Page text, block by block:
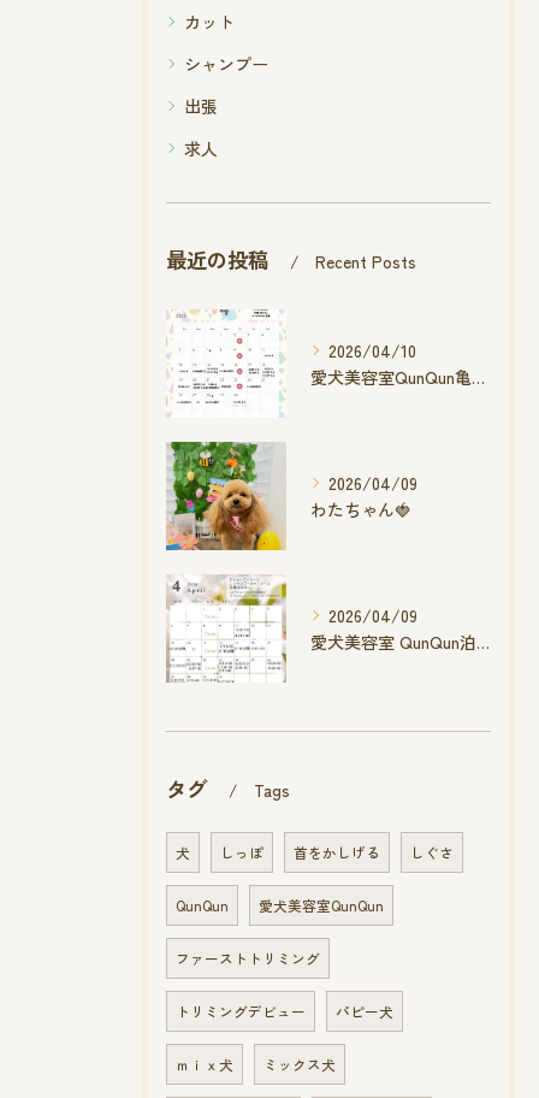
カット
シャンプー
出張
求人
最近の投稿 Recent Posts
2026/04/10
愛犬美容室QunQun亀山エコー店
2026/04/09
わたちゃん🍓
2026/04/09
愛犬美容室 QunQun泊店 4月空き状況です
タグ Tags
犬 しっぽ 首をかしげる しぐさ
QunQun 愛犬美容室QunQun
ファーストトリミング
トリミングデビュー パピー犬
ｍｉｘ犬 ミックス犬